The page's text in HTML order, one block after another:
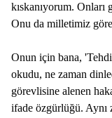
kıskanıyorum. Onları
Onu da milletimiz
Onun için bana,
okudu, ne zaman
görevlisine alenen
ifade özgürlüğü. Aynı